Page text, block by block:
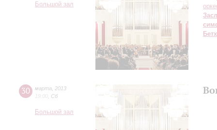
Большой зал
30 марта
2013
19:00 Сб
Большой зал